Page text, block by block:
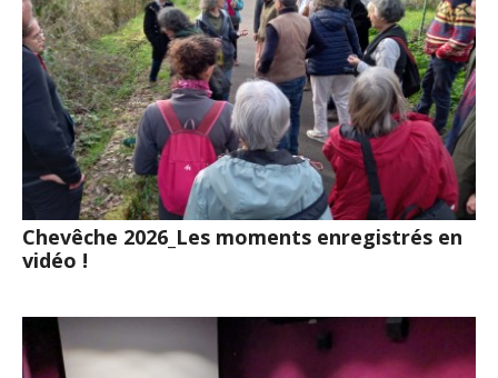
Chevêche 2026_Les moments enregistrés en
vidéo !